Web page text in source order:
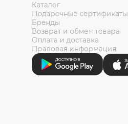
Каталог
Подарочные сертификаты
Бренды
Возврат и обмен товара
Оплата и доставка
Правовая информация